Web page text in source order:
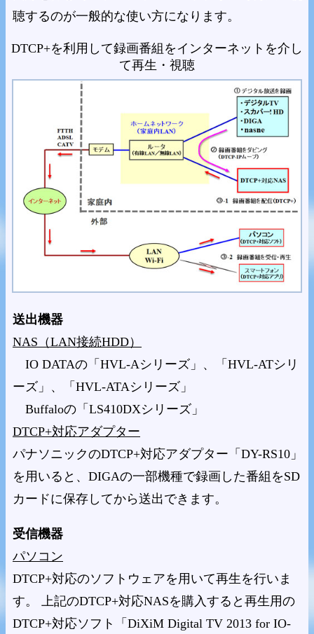
聴するのが一般的な使い方になります。
DTCP+を利用して録画番組をインターネットを介し
て再生・視聴
送出機器
NAS（LAN接続HDD）
IO DATAの「HVL-Aシリーズ」、「HVL-ATシリ
ーズ」、「HVL-ATAシリーズ」
Buffaloの「LS410DXシリーズ」
DTCP+対応アダプター
パナソニックのDTCP+対応アダプター「DY-RS10」
を用いると、DIGAの一部機種で録画した番組をSD
カードに保存してから送出できます。
受信機器
パソコン
DTCP+対応のソフトウェアを用いて再生を行いま
す。 上記のDTCP+対応NASを購入すると再生用の
DTCP+対応ソフト「DiXiM Digital TV 2013 for IO-